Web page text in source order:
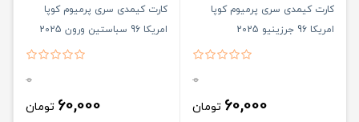
کارت کیمدی سری پرمیوم کوپا
امریکا 96 جرزینیو 2025
0
60,000 تومان
کارت کیمدی سری پرمیوم کوپا
امریکا 96 سباستین ورون 2025
0
60,000 تومان